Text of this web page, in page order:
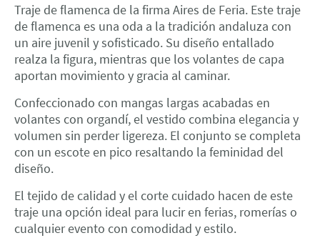
Traje de flamenca de la firma Aires de Feria. Este traje
de flamenca es una oda a la tradición andaluza con
un aire juvenil y sofisticado. Su diseño entallado
realza la figura, mientras que los volantes de capa
aportan movimiento y gracia al caminar.
Confeccionado con mangas largas acabadas en
volantes con organdí, el vestido combina elegancia y
volumen sin perder ligereza. El conjunto se completa
con un escote en pico resaltando la feminidad del
diseño.
El tejido de calidad y el corte cuidado hacen de este
traje una opción ideal para lucir en ferias, romerías o
cualquier evento con comodidad y estilo.